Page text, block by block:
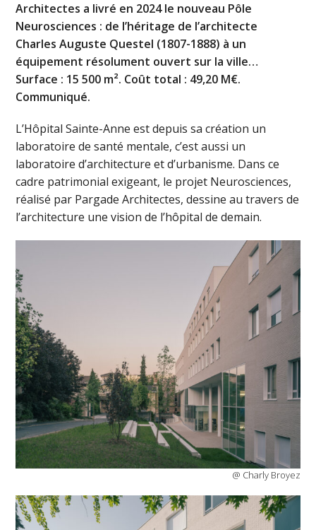
Architectes a livré en 2024 le nouveau Pôle
Neurosciences : de l’héritage de l’architecte
Charles Auguste Questel (1807-1888) à un
équipement résolument ouvert sur la ville…
Surface : 15 500 m². Coût total : 49,20 M€.
Communiqué.
L’Hôpital Sainte-Anne est depuis sa création un
laboratoire de santé mentale, c’est aussi un
laboratoire d’architecture et d’urbanisme. Dans ce
cadre patrimonial exigeant, le projet Neurosciences,
réalisé par Pargade Architectes, dessine au travers de
l’architecture une vision de l’hôpital de demain.
@ Charly Broyez